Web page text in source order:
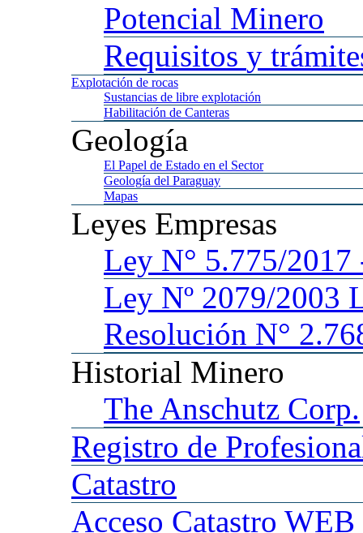
Potencial Minero
Requisitos y
Explotación de rocas
Sustancias de libre explotación
Habilitación de Canteras
Geología
El Papel de Estado en el Sector
Geología del Paraguay
Mapas
Leyes Empresas
Ley N° 5.775/
Ley Nº 2079/2003
Resolución N°
Historial Minero
The Anschutz Corp.
Registro de
Catastro
Acceso Catastro WEB